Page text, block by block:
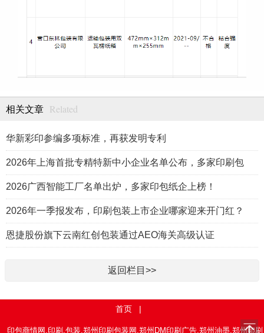
相关文章 Related
华新彩印参编多项标准，再获发明专利
2026年上海首批专精特新中小企业名单公布，多家印刷包
2026广西智能工厂名单出炉，多家印包纸企上榜！
2026年一季报发布，印刷包装上市企业哪家迎来开门红？
恩捷股份旗下云南红创包装通过AEO海关高级认证
返回栏目>>
首页 |
印包商情网,印刷,包装,郑州印刷包装网,郑州DM印刷广告,郑州油墨,郑州印刷